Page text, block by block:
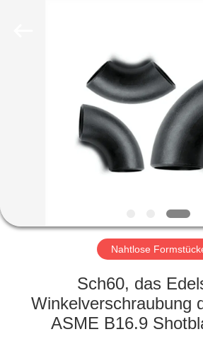
PRODUKTE
ÜBER
FABRIK-
AUSFLUG
Nahtlose
Sch60, das
Winkelverschraubung
ASME B16.9